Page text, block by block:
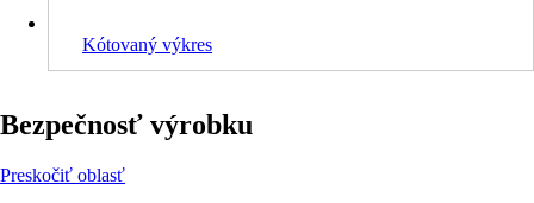
Kótovaný výkres
Bezpečnosť výrobku
Preskočiť oblasť